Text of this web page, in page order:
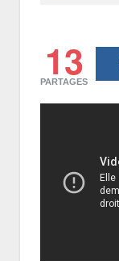
13
PARTAGES